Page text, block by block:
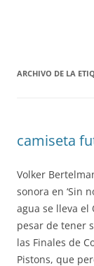
ARCHIVO DE LA
camiseta
Volker
sonora en ‘Sin
agua se lleva el
pesar de tener
las Finales de
Pistons, que